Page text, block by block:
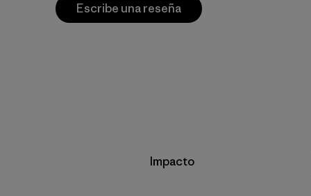
Escribe una reseña
Impacto